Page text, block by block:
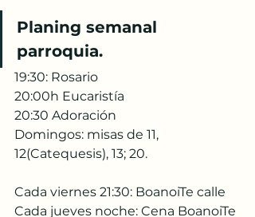
Planing semanal
parroquia.
19:30: Rosario
20:00h Eucaristía
20:30 Adoración
Domingos: misas de 11,
12(Catequesis), 13; 20.
Cada viernes 21:30: BoanoiTe calle
Cada jueves noche: Cena BoanoiTe